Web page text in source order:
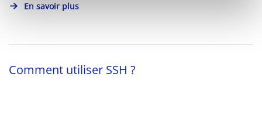
En savoir plus
Comment utiliser SSH ?